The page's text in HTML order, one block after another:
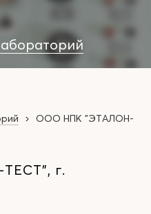
ООО НПК "ЭТАЛОН-
г.